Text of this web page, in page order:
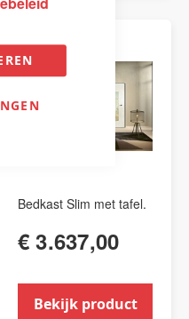
Bedkast Slim met tafel.
€ 3.637,00
Bekijk product